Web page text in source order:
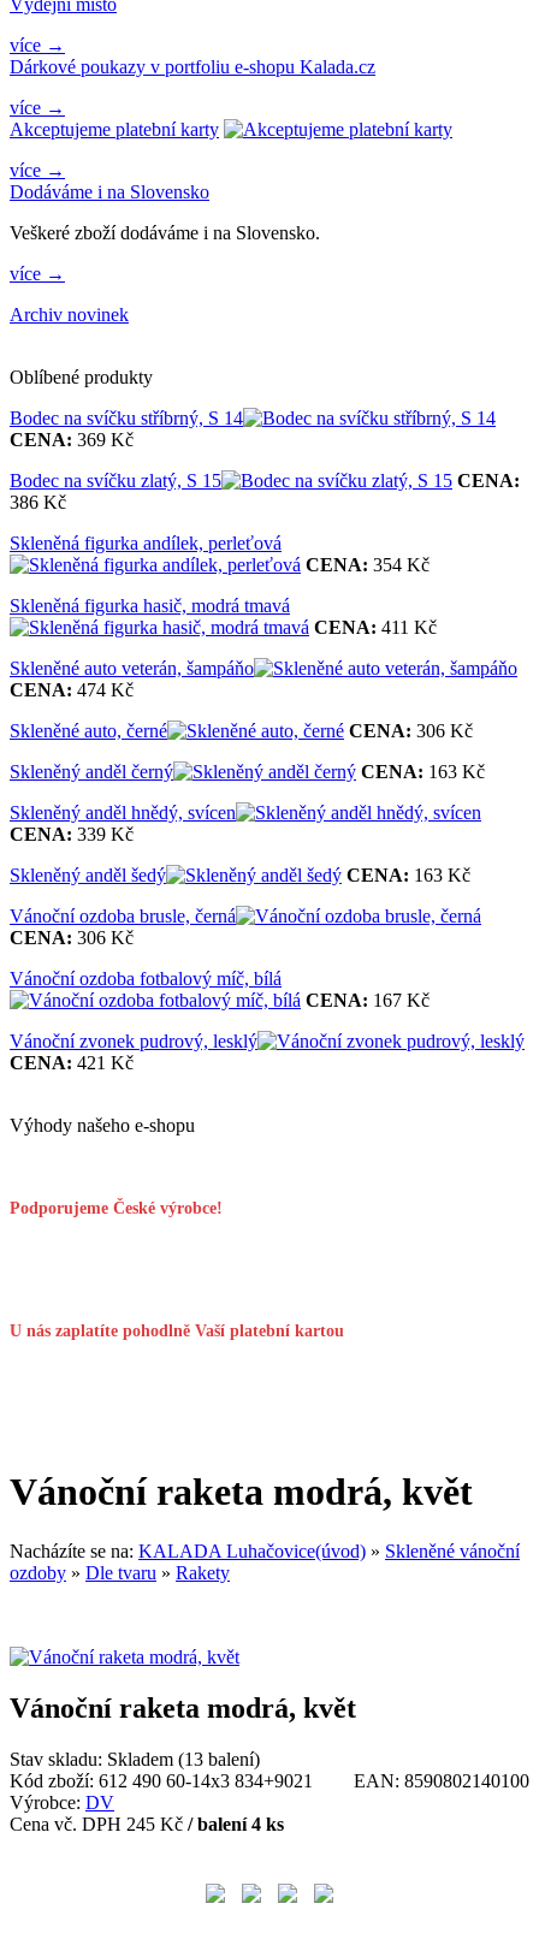
Výdejní místo
více →
Dárkové poukazy v portfoliu e-shopu Kalada.cz
více →
Akceptujeme platební karty
více →
Dodáváme i na Slovensko
Veškeré zboží dodáváme i na Slovensko.
více →
Archiv novinek
Oblíbené produkty
Bodec na svíčku stříbrný, S 14
CENA: 369 Kč
Bodec na svíčku zlatý, S 15
CENA:
386 Kč
Skleněná figurka andílek, perleťová
CENA: 354 Kč
Skleněná figurka hasič, modrá tmavá
CENA: 411 Kč
Skleněné auto veterán, šampáňo
CENA: 474 Kč
Skleněné auto, černé
CENA: 306 Kč
Skleněný anděl černý
CENA: 163 Kč
Skleněný anděl hnědý, svícen
CENA: 339 Kč
Skleněný anděl šedý
CENA: 163 Kč
Vánoční ozdoba brusle, černá
CENA: 306 Kč
Vánoční ozdoba fotbalový míč, bílá
CENA: 167 Kč
Vánoční zvonek pudrový, lesklý
CENA: 421 Kč
Výhody našeho e-shopu
Podporujeme České výrobce!
U nás zaplatíte pohodlně Vaší platební kartou
Vánoční raketa modrá, květ
Nacházíte se na: KALADA Luhačovice(úvod) » Skleněné vánoční
ozdoby » Dle tvaru » Rakety
Vánoční raketa modrá, květ
Stav skladu: Skladem (13 balení)
Kód zboží: 612 490 60-14x3 834+9021 EAN: 8590802140100
Výrobce: DV
Cena vč. DPH 245 Kč / balení 4 ks